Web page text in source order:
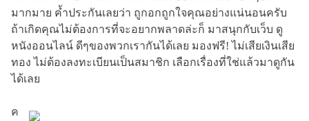
มากมาย ค้ำประกันเลยว่า ถูกอกถูกใจคุณอย่างแน่นอนครับ
ถ้าเกิดคุณไม่ต้องการที่จะอยากพลาดล่ะก็ มาสนุกกับเว็บ ดู
หนังออนไลน์ ดีๆของพวกเรากันได้เลย มองฟรี! ไม่เสียเงินเสีย
ทอง ไม่ต้องลงทะเบียนเป็นสมาชิก เลือกเรื่องที่ใช่แล้วมาดูกัน
ได้เลย
ค